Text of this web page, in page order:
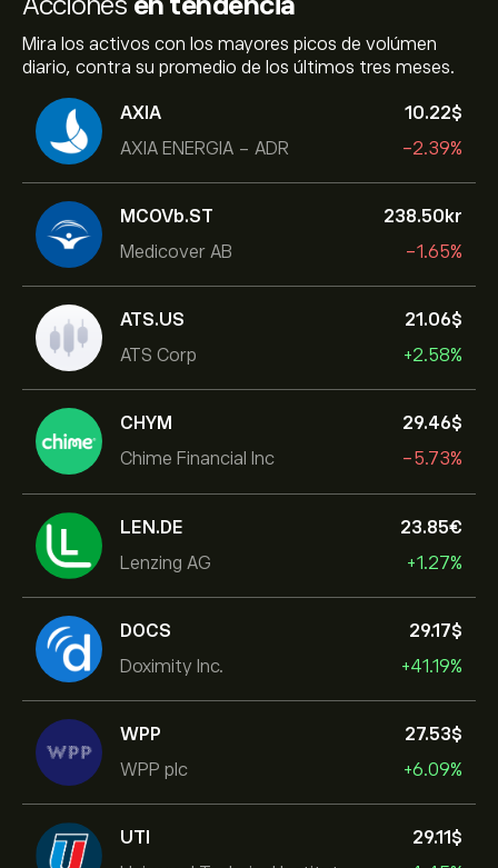
Mira los activos con los mayores picos de volúmen
diario, contra su promedio de los últimos tres meses.
AXIA
AXIA ENERGIA - ADR
10.22‎$‎
-2.39%
MCOVb.ST
Medicover AB
238.50‎kr‎
-1.65%
ATS.US
ATS Corp
21.06‎$‎
+2.58%
CHYM
Chime Financial Inc
29.46‎$‎
-5.73%
LEN.DE
Lenzing AG
23.85‎€‎
+1.27%
DOCS
Doximity Inc.
29.17‎$‎
+41.19%
WPP
WPP plc
27.53‎$‎
+6.09%
UTI
29.11‎$‎